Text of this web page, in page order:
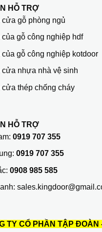
HỖ TRỢ
cửa gỗ phòng ngủ
của gỗ công nghiệp hdf
của gỗ công nghiệp kotdoor
cửa nhựa nhà vệ sinh
cửa thép chống cháy
HỖ TRỢ
0919 707 355
0919 707 355
0908 985 585
TY CỔ PHẦN TẬP ĐOÀN